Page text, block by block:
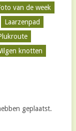
van de week
Laarzenpad
knotten
geplaatst.